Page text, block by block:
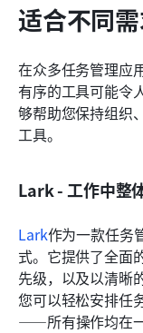
适合不同
在众多任务管理应
有序的工具可能令
够帮助您保持组织
工具。
Lark - 工作中整
Lark作为一款任务
式。它提供了全面
先级，以及以清晰
您可以轻松安排任
——所有操作均在一